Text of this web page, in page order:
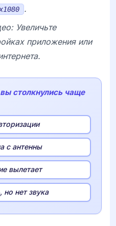
.
Увеличьте
приложения или
столкнулись чаще
с антенны
вылетает
но нет звука